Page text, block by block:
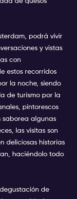
podrá vivir
y vistas
con
estos recorridos
la noche, siendo
de turismo por la
pintorescos
saborea algunas
las visitas son
deliciosas historias
haciéndolo todo
de